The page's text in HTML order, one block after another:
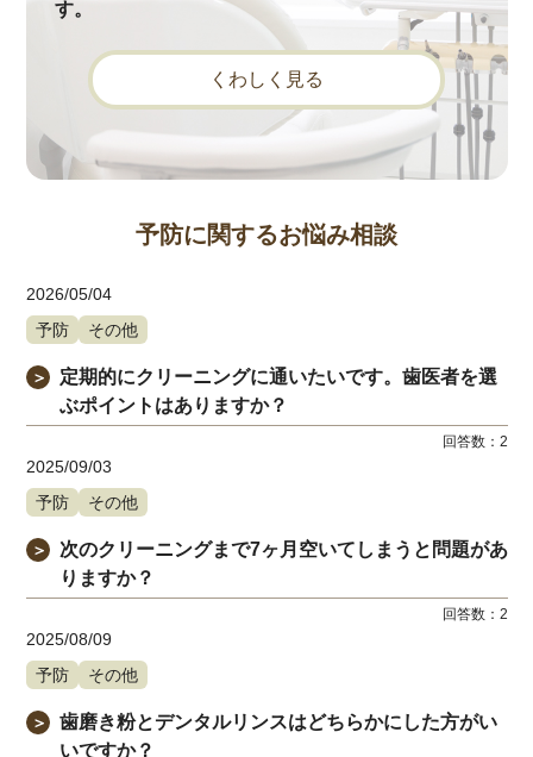
す。
くわしく見る
予防に関するお悩み相談
2026/05/04
予防
その他
＞
定期的にクリーニングに通いたいです。歯医者を選
ぶポイントはありますか？
回答数： 2
2025/09/03
予防
その他
＞
次のクリーニングまで7ヶ月空いてしまうと問題があ
りますか？
回答数： 2
2025/08/09
予防
その他
＞
歯磨き粉とデンタルリンスはどちらかにした方がい
いですか？